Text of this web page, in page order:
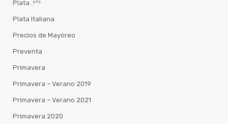
Plata .⁹²⁵
Plata Italiana
Precios de Mayoreo
Preventa
Primavera
Primavera – Verano 2019
Primavera – Verano 2021
Primavera 2020